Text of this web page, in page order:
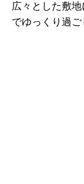
広々とした敷
でゆっくり過